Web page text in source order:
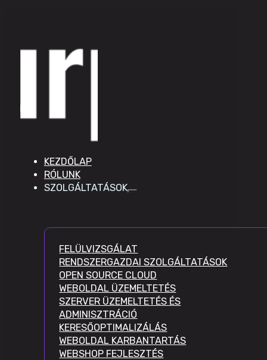
KEZDŐLAP
RÓLUNK
SZOLGÁLTATÁSOK
FELÜLVIZSGÁLAT
RENDSZERGAZDAI SZOLGÁLTATÁSOK
OPEN SOURCE CLOUD
WEBOLDAL ÜZEMELTETÉS
SZERVER ÜZEMELTETÉS ÉS
ADMINISZTRÁCIÓ
KERESŐOPTIMALIZÁLÁS
WEBOLDAL KARBANTARTÁS
WEBSHOP FEJLESZTÉS